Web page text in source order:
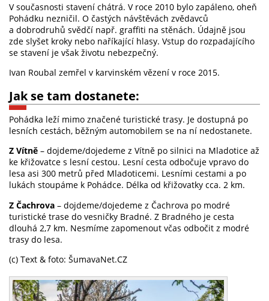
V současnosti stavení chátrá. V roce 2010 bylo zapáleno, oheň
Pohádku nezničil. O častých návštěvách zvědavců
a dobrodruhů svědčí např. graffiti na stěnách. Údajně jsou
zde slyšet kroky nebo naříkající hlasy. Vstup do rozpadajícího
se stavení je však životu nebezpečný.
Ivan Roubal zemřel v karvinském vězení v roce 2015.
Jak se tam dostanete:
Pohádka leží mimo značené turistické trasy. Je dostupná po
lesních cestách, běžným automobilem se na ní nedostanete.
Z Vítně – dojdeme/dojedeme z Vítně po silnici na Mladotice až
ke křižovatce s lesní cestou. Lesní cesta odbočuje vpravo do
lesa asi 300 metrů před Mladoticemi. Lesními cestami a po
lukách stoupáme k Pohádce. Délka od křižovatky cca. 2 km.
Z Čachrova – dojdeme/dojedeme z Čachrova po modré
turistické trase do vesničky Bradné. Z Bradného je cesta
dlouhá 2,7 km. Nesmíme zapomenout včas odbočit z modré
trasy do lesa.
(c) Text & foto: ŠumavaNet.CZ